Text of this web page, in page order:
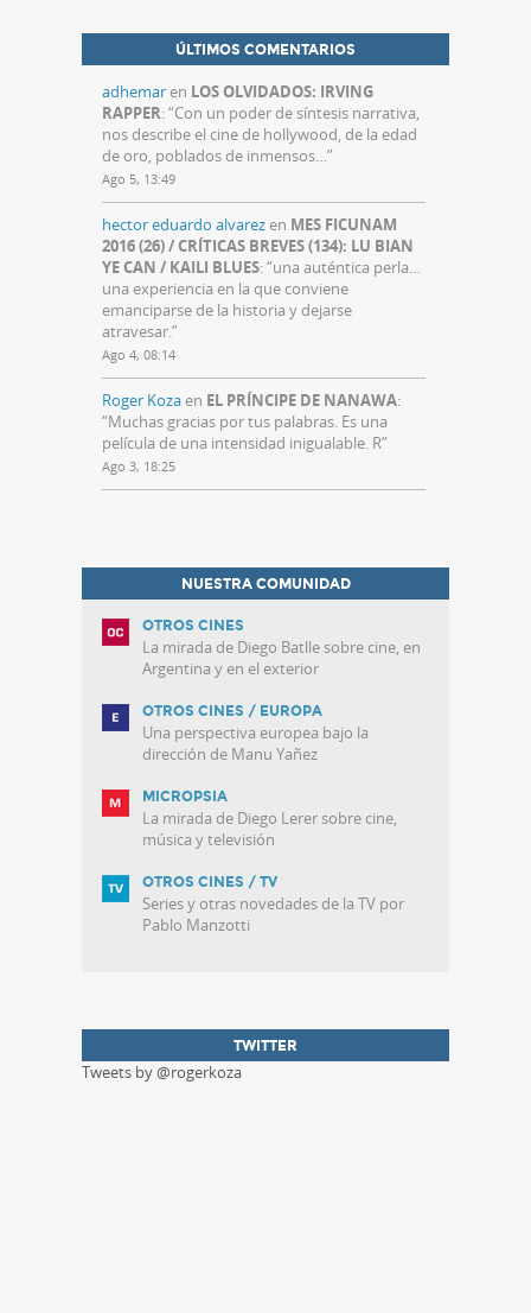
ÚLTIMOS COMENTARIOS
adhemaren LOS OLVIDADOS: IRVING
RAPPER: “Con un poder de síntesis narrativa,
nos describe el cine de hollywood, de la edad
de oro, poblados de inmensos… ”
Ago 5, 13:49
hector eduardo alvarezen MES FICUNAM
2016 (26) / CRÍTICAS BREVES (134): LU BIAN
YE CAN / KAILI BLUES: “una auténtica perla…
una experiencia en la que conviene
emanciparse de la historia y dejarse
atravesar.”
Ago 4, 08:14
Roger Kozaen EL PRÍNCIPE DE NANAWA:
“Muchas gracias por tus palabras. Es una
película de una intensidad inigualable. R”
Ago 3, 18:25
NUESTRA COMUNIDAD
OTROS CINES
La mirada de Diego Batlle sobre cine, en
Argentina y en el exterior
OTROS CINES / EUROPA
Una perspectiva europea bajo la
dirección de Manu Yañez
MICROPSIA
La mirada de Diego Lerer sobre cine,
música y televisión
OTROS CINES / TV
Series y otras novedades de la TV por
Pablo Manzotti
TWITTER
Tweets by @rogerkoza